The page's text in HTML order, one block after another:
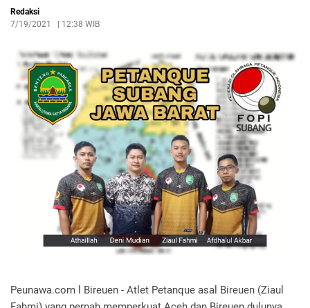
Redaksi
7/19/2021
12:38 WIB
Peunawa.com l Bireuen - Atlet Petanque asal Bireuen (Ziaul